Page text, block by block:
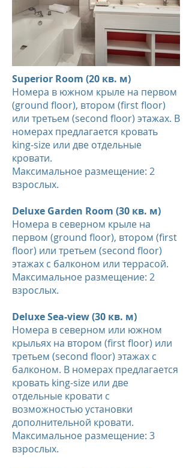
Superior Room (20 кв. м)
Номера в южном крыле на первом
(ground floor), втором (first floor)
или третьем (second floor) этажах. В
номерах предлагается кровать
king-size или две отдельные
кровати.
Максимальное размещение: 2
взрослых.
Deluxe Garden Room (30 кв. м)
Номера в северном крыле на
первом (ground floor), втором (first
floor) или третьем (second floor)
этажах с балконом или террасой.
Максимальное размещение: 2
взрослых.
Deluxe Sea-view (30 кв. м)
Номера в северном или южном
крыльях на втором (first floor) или
третьем (second floor) этажах с
балконом. В номерах предлагается
кровать king-size или две
отдельные кровати с
возможностью установки
дополнительной кровати.
Максимальное размещение: 3
взрослых.